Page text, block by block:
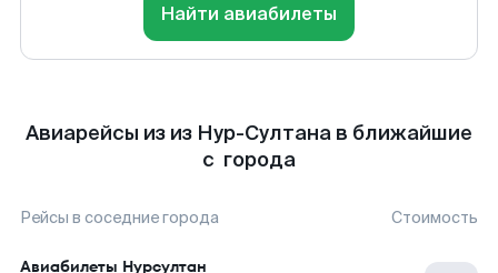
Найти авиабилеты
Авиарейсы из из Нур-Султана в ближайшие
с города
Рейсы в соседние города Стоимость
Авиабилеты Нурсултан